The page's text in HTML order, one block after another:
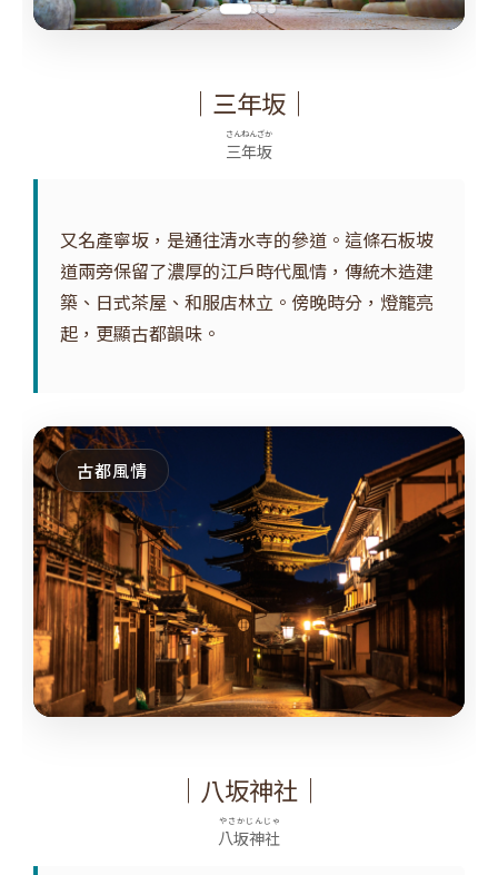
｜三年坂｜
三年坂
さんねんざか
又名產寧坂，是通往清水寺的參道。這條石板坡
道兩旁保留了濃厚的江戶時代風情，傳統木造建
築、日式茶屋、和服店林立。傍晚時分，燈籠亮
起，更顯古都韻味。
古都風情
｜八坂神社｜
八坂神社
やさかじんじゃ